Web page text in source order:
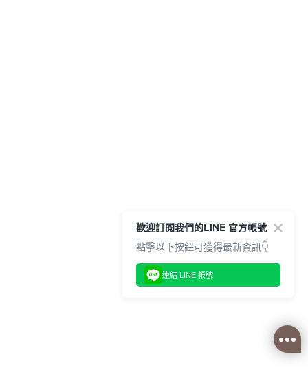
歡迎訂閱我們的LINE 官方帳號
點擊以下按鈕可獲得最新資訊👇
連結 LINE 帳號